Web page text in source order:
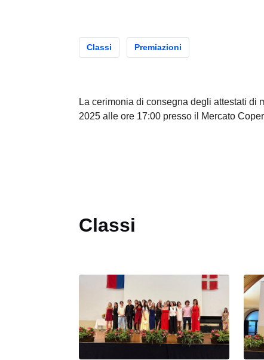
Classi Premiazioni
La cerimonia di consegna degli attestati di
2025 alle ore 17:00 presso il Mercato
Classi